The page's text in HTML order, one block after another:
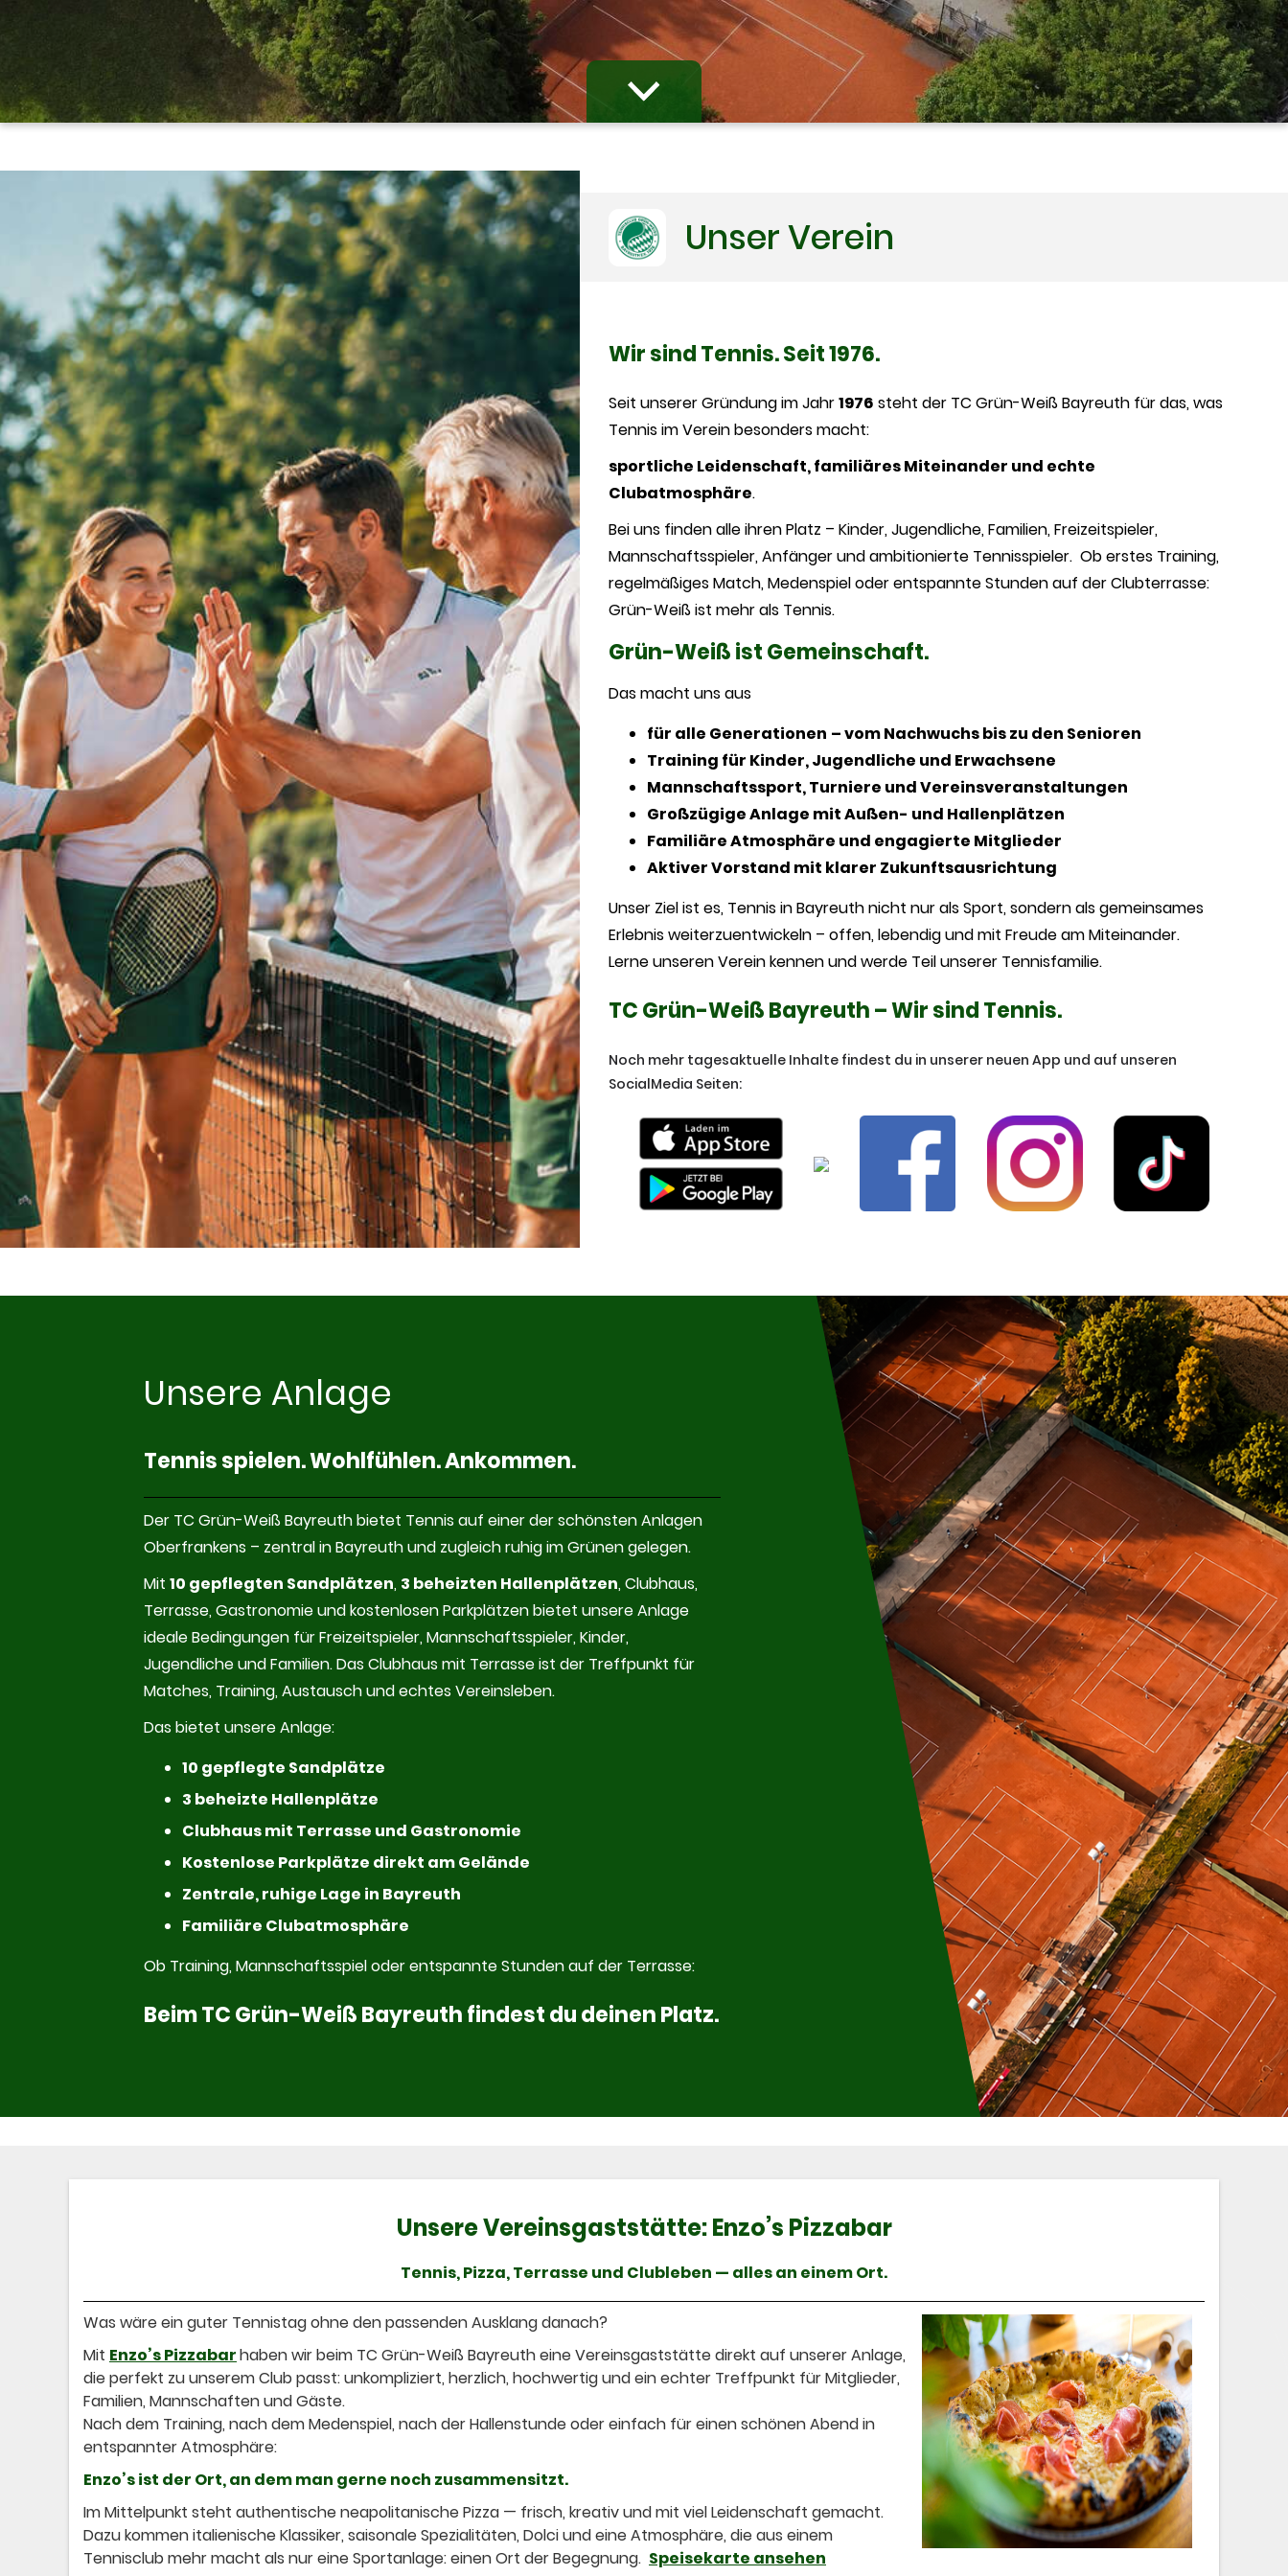
Unser Verein
Wir sind Tennis. Seit 1976.
Seit unserer Gründung im Jahr1976 steht der TC Grün-Weiß Bayreuth für das, was
Tennis im Verein besonders macht:
sportliche Leidenschaft, familiäres Miteinander und echte
Clubatmosphäre.
Bei uns finden alle ihren Platz – Kinder, Jugendliche, Familien, Freizeitspieler,
Mannschaftsspieler, Anfänger und ambitionierte Tennisspieler. Ob erstes Training,
regelmäßiges Match, Medenspiel oder entspannte Stunden auf der Clubterrasse:
Grün-Weiß ist mehr als Tennis.
Grün-Weiß ist Gemeinschaft.
Das macht uns aus
für alle Generationen – vom Nachwuchs bis zu den Senioren
Training für Kinder, Jugendliche und Erwachsene
Mannschaftssport, Turniere und Vereinsveranstaltungen
Großzügige Anlage mit Außen- und Hallenplätzen
Familiäre Atmosphäre und engagierte Mitglieder
Aktiver Vorstand mit klarer Zukunftsausrichtung
Unser Ziel ist es, Tennis in Bayreuth nicht nur als Sport, sondern als gemeinsames
Erlebnis weiterzuentwickeln – offen, lebendig und mit Freude am Miteinander.
Lerne unseren Verein kennen und werde Teil unserer Tennisfamilie.
TC Grün-Weiß Bayreuth – Wir sind Tennis.
Noch mehr tagesaktuelle Inhalte findest du in unserer neuen App und auf unseren
SocialMedia Seiten:
Unsere Anlage
Tennis spielen. Wohlfühlen. Ankommen.
Der TC Grün-Weiß Bayreuth bietet Tennis auf einer der schönsten Anlagen
Oberfrankens – zentral in Bayreuth und zugleich ruhig im Grünen gelegen.
Mit 10 gepflegten Sandplätzen, 3 beheizten Hallenplätzen, Clubhaus,
Terrasse, Gastronomie und kostenlosen Parkplätzen bietet unsere Anlage
ideale Bedingungen für Freizeitspieler, Mannschaftsspieler, Kinder,
Jugendliche und Familien. Das Clubhaus mit Terrasse ist der Treffpunkt für
Matches, Training, Austausch und echtes Vereinsleben.
Das bietet unsere Anlage:
10 gepflegte Sandplätze
3 beheizte Hallenplätze
Clubhaus mit Terrasse und Gastronomie
Kostenlose Parkplätze direkt am Gelände
Zentrale, ruhige Lage in Bayreuth
Familiäre Clubatmosphäre
Ob Training, Mannschaftsspiel oder entspannte Stunden auf der Terrasse:
Beim TC Grün-Weiß Bayreuth findest du deinen Platz.
Unsere Vereinsgaststätte: Enzo’s Pizzabar
Tennis, Pizza, Terrasse und Clubleben — alles an einem Ort.
Was wäre ein guter Tennistag ohne den passenden Ausklang danach?
Mit Enzo’s Pizzabarhaben wir beim TC Grün-Weiß Bayreuth eine Vereinsgaststätte direkt auf unserer Anlage,
die perfekt zu unserem Club passt: unkompliziert, herzlich, hochwertig und ein echter Treffpunkt für Mitglieder,
Familien, Mannschaften und Gäste.
Nach dem Training, nach dem Medenspiel, nach der Hallenstunde oder einfach für einen schönen Abend in
entspannter Atmosphäre:
Enzo’s ist der Ort, an dem man gerne noch zusammensitzt.
Im Mittelpunkt steht authentische neapolitanische Pizza — frisch, kreativ und mit viel Leidenschaft gemacht.
Dazu kommen italienische Klassiker, saisonale Spezialitäten, Dolci und eine Atmosphäre, die aus einem
Tennisclub mehr macht als nur eine Sportanlage: einen Ort der Begegnung. Speisekarte ansehen